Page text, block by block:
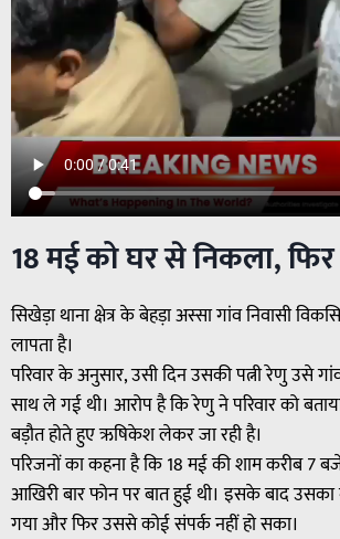
18 मई को घर से निकला, फिर
सिखेड़ा थाना क्षेत्र के बेहड़ा अस्सा गांव निवासी
लापता है।
परिवार के अनुसार, उसी दिन उसकी पत्नी रेणु उसे
साथ ले गई थी। आरोप है कि रेणु ने परिवार को
बड़ौत होते हुए ऋषिकेश लेकर जा रही है।
परिजनों का कहना है कि 18 मई की शाम करीब 7
आखिरी बार फोन पर बात हुई थी। इसके बाद उसका
गया और फिर उससे कोई संपर्क नहीं हो सका।